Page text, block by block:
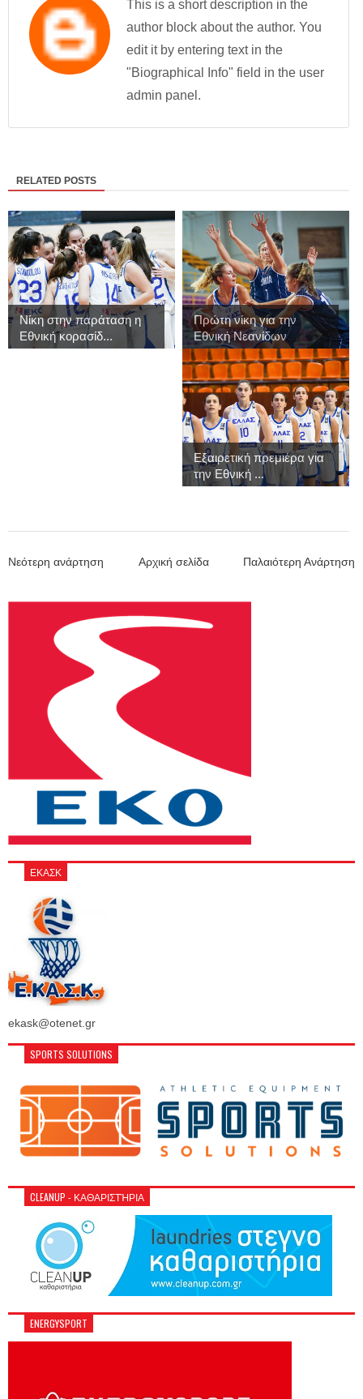
This is a short description in the
author block about the author. You
edit it by entering text in the
"Biographical Info" field in the user
admin panel.
RELATED POSTS
Νίκη στην παράταση η
Εθνική κορασίδ...
Πρώτη νίκη για την
Εθνική Νεανίδων
Εξαιρετική πρεμιέρα για
την Εθνική ...
Νεότερη ανάρτηση Παλαιότερη Ανάρτηση
Αρχική σελίδα
ΕΚΑΣΚ
ekask@otenet.gr
SPORTS SOLUTIONS
CLEANUP - ΚΑΘΑΡΙΣΤΉΡΙΑ
ENERGYSPORT